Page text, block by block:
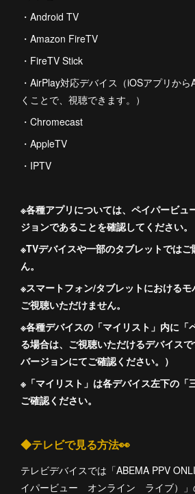
・Android TV
・Amazon FireTV
・FireTV Stick
・AirPlay対応デバイス（iOSアプリか
くことで、視聴できます。）
・Chromecast
・AppleTV
・IPTV
※各種アプリについては、ペイパービュ
ジョンであることを確認してください。
※TVデバイスや一部のタブレットでは
ん。
※スマートフォン/タブレットにおける
ご視聴いただけません。
※各種デバイスの「マイリスト」内に「
る場合は、ご視聴いただけるデバイス
バージョンにてご確認ください。）
※「マイリスト」は各デバイス左下の「
ご確認ください。
◆テレビで見る方法👀
テレビデバイスでは「ABEMA PPV
イパービュー オンライン ライブ）」